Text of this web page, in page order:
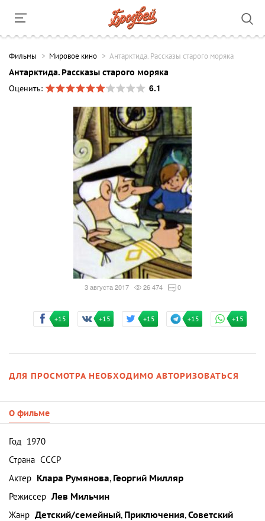
Фильмы Мировое кино Антарктида. Рассказы старого моряка
Антарктида. Рассказы старого моряка
Оценить:
6.1
3 августа 2017 26 474 0
+15 +15 +15 +15 +15
ДЛЯ ПРОСМОТРА НЕОБХОДИМО АВТОРИЗОВАТЬСЯ
О фильме
Год 1970
Страна СССР
Актер Клара Румянова, Георгий Милляр
Режиссер Лев Мильчин
Жанр Детский/семейный, Приключения,Советский